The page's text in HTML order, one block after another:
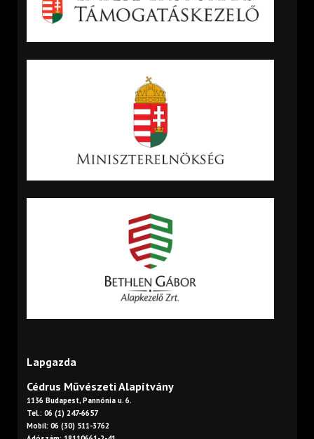
Lapgazda
Cédrus Művészeti Alapítvány
1136 Budapest, Pannónia u. 6.
Tel.: 06 (1) 247-6657
Mobil: 06 (30) 511-3762